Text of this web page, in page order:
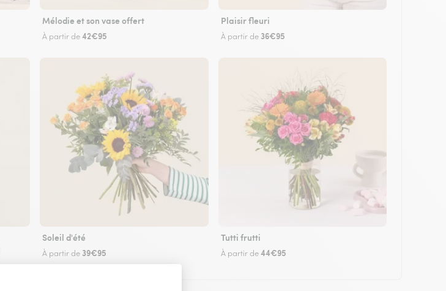
Mélodie et son vase offert
À partir de42€95
Plaisir fleuri
À partir de 36€95
Soleil d'été
À partir de 39€95
Tutti frutti
À partir de44€95